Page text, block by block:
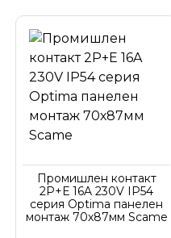
Промишлен контакт
2P+Е 16A 230V IP54
серия Optima панелен
монтаж 70х87мм Scame